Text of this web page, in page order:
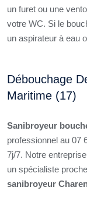
un furet ou une
votre WC. Si le
un aspirateur à eau
Débouchage
Maritime (17)
Sanibroyeur
professionnel au 07
7j/7. Notre
un spécialiste
sanibroyeur